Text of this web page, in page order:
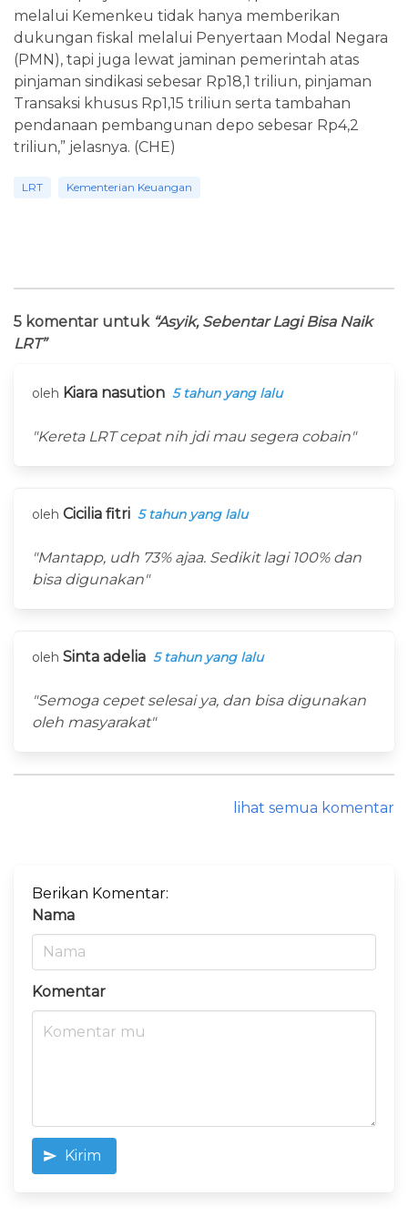
melalui Kemenkeu tidak hanya memberikan
dukungan fiskal melalui Penyertaan Modal Negara
(PMN), tapi juga lewat jaminan pemerintah atas
pinjaman sindikasi sebesar Rp18,1 triliun, pinjaman
Transaksi khusus Rp1,15 triliun serta tambahan
pendanaan pembangunan depo sebesar Rp4,2
triliun,” jelasnya. (CHE)
LRT Kementerian Keuangan
5 komentar untuk “Asyik, Sebentar Lagi Bisa Naik
LRT”
oleh Kiara nasution 5 tahun yang lalu
"Kereta LRT cepat nih jdi mau segera cobain"
oleh Cicilia fitri 5 tahun yang lalu
"Mantapp, udh 73% ajaa. Sedikit lagi 100% dan
bisa digunakan"
oleh Sinta adelia 5 tahun yang lalu
"Semoga cepet selesai ya, dan bisa digunakan
oleh masyarakat"
lihat semua komentar
Berikan Komentar:
Nama
Komentar
Kirim